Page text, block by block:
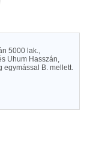
5000 lak.,
Uhum Hasszán,
egymással B. mellett.